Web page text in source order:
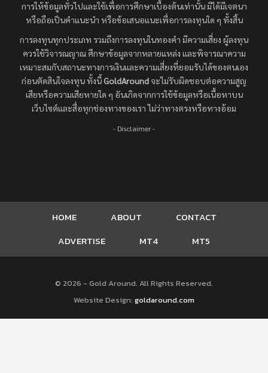
การให้ข้อมูลทั่วไปและใช้เพื่อการศึกษาเบื้องต้นเท่านั้น มิได้มีเจตนา
หรือถือเป็นคำแนะนำ หรือข้อเสนอแนะเพื่อการลงทุนใด ๆ ทั้งสิ้น
การลงทุนทุกประเภท รวมถึงการลงทุนในทองคำ มีความเสี่ยง ผู้ลงทุน
ควรใช้วิจารณญาณ ศึกษาข้อมูลจากหลายแหล่ง และพิจารณาความ
เหมาะสมกับสถานะทางการเงินและความเสี่ยงที่ยอมรับได้ของตนเอง
ก่อนตัดสินใจลงทุน ทั้งนี้GoldAround จะไม่รับผิดชอบต่อความสูญ
เสียหรือความเสียหายใด ๆ อันเกิดจากการใช้ข้อมูลหรือเนื้อหาบน
เว็บไซต์และสื่อทุกช่องทางของเรา ไม่ว่าทางตรงหรือทางอ้อม
- Disclaimer -
HOME ABOUT
CONTACT
ADVERTISE
MT4 MT5
© 2026 - Gold Around. All Rights Reserved.
Website Design: goldaround.com